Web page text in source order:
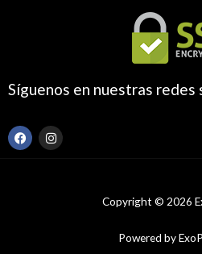
Síguenos en nuestras redes
F
a
I
n
Copyright © 2026
Powered by